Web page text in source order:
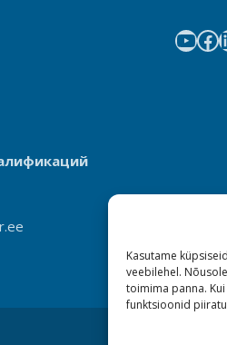
Kasutame
veebilehel.
toimima panna.
funktsioonid